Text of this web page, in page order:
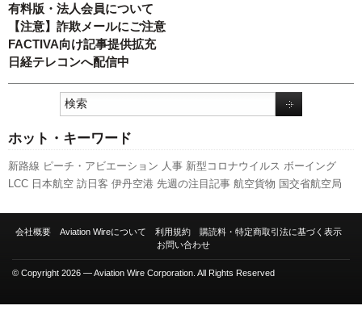
有料版・法人会員について
【注意】詐欺メールにご注意
FACTIVA向け記事提供拡充
日経テレコンへ配信中
ホット・キーワード
新路線 ピーチ・アビエーション 人事 新型コロナウイルス ボーイング
LCC 日本航空 訪日客 伊丹空港 先週の注目記事 航空貨物 国交省航空局
マーク 発着回数 実績 ANAホールディングス 777 客室乗務員 利用実績
会社概要 Aviation Wireについて 利用規約
購読料・特定商取引法に基づく表示
お問い合わせ
© Copyright 2026 — Aviation Wire Corporation. All Rights Reserved